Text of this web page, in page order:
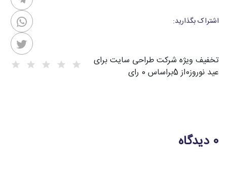
اشتراک بگذارید:
تخفیف ویژه شرکت طراحی سایت برای
عید نوروز0از5براساس 0 رای
0 دیدگاه